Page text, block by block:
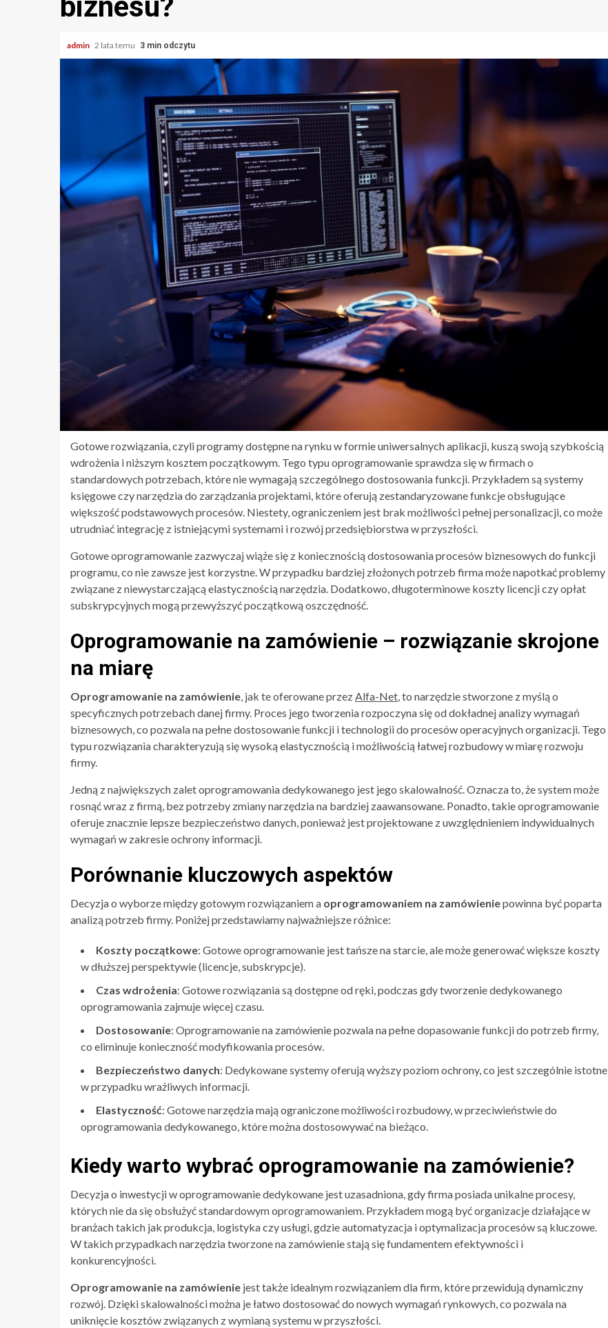
admin 2 lata temu 3 min odczytu
Gotowe rozwiązania, czyli programy dostępne na rynku w formie uniwersalnych aplikacji, kuszą swoją szybkością
wdrożenia i niższym kosztem początkowym. Tego typu oprogramowanie sprawdza się w firmach o
standardowych potrzebach, które nie wymagają szczególnego dostosowania funkcji. Przykładem są systemy
księgowe czy narzędzia do zarządzania projektami, które oferują zestandaryzowane funkcje obsługujące
większość podstawowych procesów. Niestety, ograniczeniem jest brak możliwości pełnej personalizacji, co może
utrudniać integrację z istniejącymi systemami i rozwój przedsiębiorstwa w przyszłości.
Gotowe oprogramowanie zazwyczaj wiąże się z koniecznością dostosowania procesów biznesowych do funkcji
programu, co nie zawsze jest korzystne. W przypadku bardziej złożonych potrzeb firma może napotkać problemy
związane z niewystarczającą elastycznością narzędzia. Dodatkowo, długoterminowe koszty licencji czy opłat
subskrypcyjnych mogą przewyższyć początkową oszczędność.
Oprogramowanie na zamówienie – rozwiązanie skrojone
na miarę
Oprogramowanie na zamówienie , jak te oferowane przez Alfa-Net , to narzędzie stworzone z myślą o
specyficznych potrzebach danej firmy. Proces jego tworzenia rozpoczyna się od dokładnej analizy wymagań
biznesowych, co pozwala na pełne dostosowanie funkcji i technologii do procesów operacyjnych organizacji. Tego
typu rozwiązania charakteryzują się wysoką elastycznością i możliwością łatwej rozbudowy w miarę rozwoju
firmy.
Jedną z największych zalet oprogramowania dedykowanego jest jego skalowalność. Oznacza to, że system może
rosnąć wraz z firmą, bez potrzeby zmiany narzędzia na bardziej zaawansowane. Ponadto, takie oprogramowanie
oferuje znacznie lepsze bezpieczeństwo danych, ponieważ jest projektowane z uwzględnieniem indywidualnych
wymagań w zakresie ochrony informacji.
Porównanie kluczowych aspektów
Decyzja o wyborze między gotowym rozwiązaniem a oprogramowaniem na zamówieniepowinna być poparta
analizą potrzeb firmy. Poniżej przedstawiamy najważniejsze różnice:
Koszty początkowe: Gotowe oprogramowanie jest tańsze na starcie, ale może generować większe koszty
w dłuższej perspektywie (licencje, subskrypcje).
Czas wdrożenia: Gotowe rozwiązania są dostępne od ręki, podczas gdy tworzenie dedykowanego
oprogramowania zajmuje więcej czasu.
Dostosowanie: Oprogramowanie na zamówienie pozwala na pełne dopasowanie funkcji do potrzeb firmy,
co eliminuje konieczność modyfikowania procesów.
Bezpieczeństwo danych: Dedykowane systemy oferują wyższy poziom ochrony, co jest szczególnie istotne
w przypadku wrażliwych informacji.
Elastyczność: Gotowe narzędzia mają ograniczone możliwości rozbudowy, w przeciwieństwie do
oprogramowania dedykowanego, które można dostosowywać na bieżąco.
Kiedy warto wybrać oprogramowanie na zamówienie?
Decyzja o inwestycji w oprogramowanie dedykowane jest uzasadniona, gdy firma posiada unikalne procesy,
których nie da się obsłużyć standardowym oprogramowaniem. Przykładem mogą być organizacje działające w
branżach takich jak produkcja, logistyka czy usługi, gdzie automatyzacja i optymalizacja procesów są kluczowe.
W takich przypadkach narzędzia tworzone na zamówienie stają się fundamentem efektywności i
konkurencyjności.
Oprogramowanie na zamówienie jest także idealnym rozwiązaniem dla firm, które przewidują dynamiczny
rozwój. Dzięki skalowalności można je łatwo dostosować do nowych wymagań rynkowych, co pozwala na
uniknięcie kosztów związanych z wymianą systemu w przyszłości.